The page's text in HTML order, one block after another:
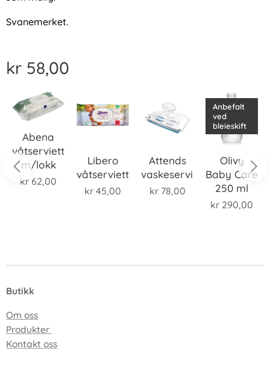
Svanemerket.
kr 58,00
Abena
våtservietter
m/lokk
kr 62,00
Libero
våtserviett
kr 45,00
Attends
vaskeserviett
kr 78,00
Olivy
Baby Care
250 ml
Anbefalt
ved
bleieskift
kr 290,00
Butikk
Om oss
Produkter
Kontakt oss